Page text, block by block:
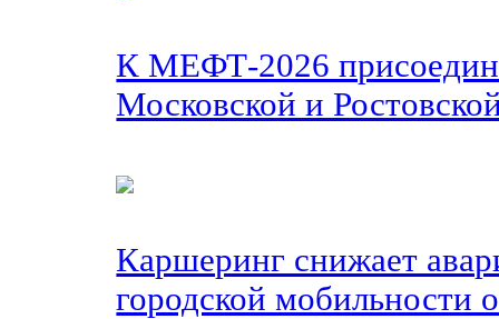
К МЕФТ-2026
Московской и
Каршеринг снижает
городской